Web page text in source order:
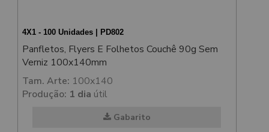
4X1 - 100 Unidades | PD802
Panfletos, Flyers E Folhetos Couchê 90g Sem
Verniz 100x140mm
Tam. Arte: 100x140
Produção: 1 dia útil
Gabarito